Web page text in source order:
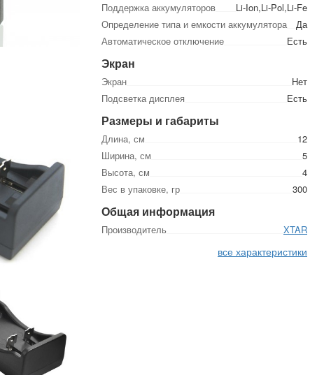
Поддержка аккумуляторов
Li-Ion,Li-Pol,Li-Fe
Определение типа и емкости аккумулятора
Да
Автоматическое отключение
Есть
Экран
Экран
Нет
Подсветка дисплея
Есть
Размеры и габариты
Длина, см
12
Ширина, см
5
Высота, см
4
Вес в упаковке, гр
300
Общая информация
Производитель XTAR
все характеристики